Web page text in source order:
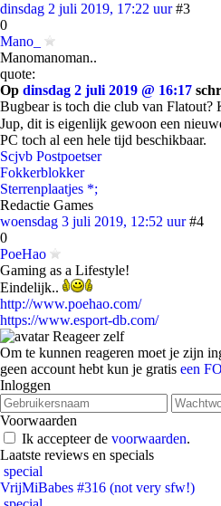
dinsdag 2 juli 2019, 17:22 uur #3
0
Mano_
Manomanoman..
quote:
Op dinsdag 2 juli 2019 @ 16:17
Bugbear is toch die club van Flatout?
Jup, dit is eigenlijk gewoon een
PC toch al een hele tijd beschikbaar.
Scjvb Postpoetser
Fokkerblokker
Sterrenplaatjes *;
Redactie Games
woensdag 3 juli 2019, 12:52 uur #4
0
PoeHao
Gaming as a Lifestyle!
Eindelijk..
http://www.poehao.com/
https://www.esport-db.com/
Reageer zelf
Om te kunnen reageren moet je zijn
geen account hebt kun je gratis een
Inloggen
Voorwaarden
Ik accepteer de voorwaarden.
Laatste reviews en specials
special
VrijMiBabes #316 (not very sfw!)